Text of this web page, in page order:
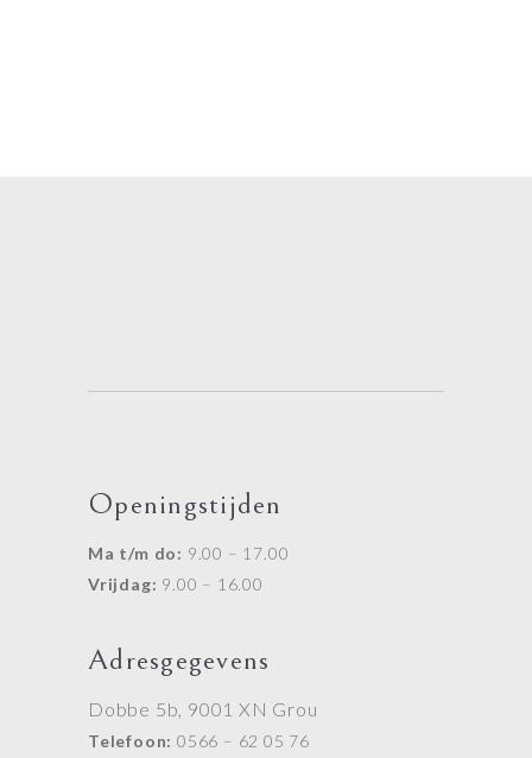
Openingstijden
Ma t/m do: 9.00 – 17.00
Vrijdag: 9.00 – 16.00
Adresgegevens
Dobbe 5b, 9001 XN Grou
Telefoon: 0566 – 62 05 76